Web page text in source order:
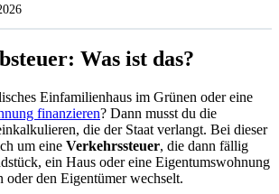
Was ist das?
Einfamilienhaus im Grünen oder eine
finanzieren? Dann musst du die
die der Staat verlangt. Bei dieser
um eine Verkehrssteuer, die dann fällig
ein Haus oder eine Eigentumswohnung
oder den Eigentümer wechselt.